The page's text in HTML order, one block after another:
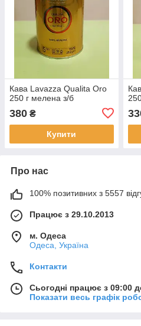
Кава Lavazza Qualita Oro
250 г мелена з/б
380 ₴
Купити
Про нас
100% позитивних з 5557
Працює з 29.10.2013
м. Одеса
Одеса, Україна
Контакти
Сьогодні працює з 09:00
Показати весь графік